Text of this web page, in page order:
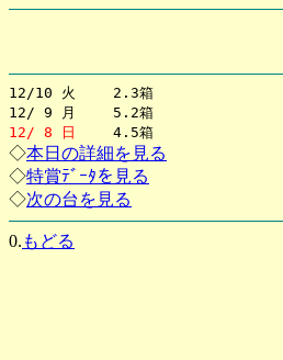
12/10 火 2.3箱
12/ 9 月 5.2箱
12/ 8 日
4.5箱
◇本日の詳細を見る
◇特賞ﾃﾞｰﾀを見る
◇次の台を見る
0. もどる